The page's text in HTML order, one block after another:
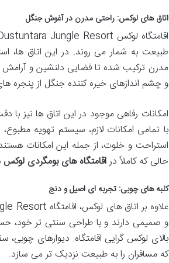
اتاق های لوکس: راحتی مدرن در آغوش جنگل
طبیعت به شمار می روند. در این اتاق ها،
مدرن ترکیب شده تا فضایی دلنشین و آرامش
و چشم اندازهای خیره کننده جنگل از
امکانات رفاهی موجود در این اتاق ها نیز
با تمامی امکانات لازم، سیستم تهویه
استراحت و خلوت، از جمله این امکانات
حالی که کاملاً دراقامتگاه های بومگردی لوکس
کلبه های چوبی: تجربه ای اصیل و دنج
و صمیمی دارند و با طراحی سنتی تر خود،
بالای لوکس گرایی اقامتگاه. دیوارهای
که مسافران را به طبیعت نزدیک تر می سازد.